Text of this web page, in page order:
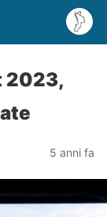
2023,
5 anni fa